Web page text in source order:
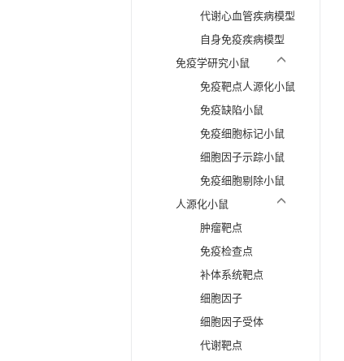
代谢心血管疾病模型
自身免疫疾病模型
免疫学研究小鼠
免疫靶点人源化小鼠
免疫缺陷小鼠
免疫细胞标记小鼠
细胞因子示踪小鼠
免疫细胞剔除小鼠
人源化小鼠
肿瘤靶点
免疫检查点
补体系统靶点
细胞因子
细胞因子受体
代谢靶点